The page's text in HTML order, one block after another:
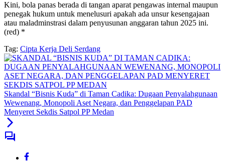
Kini, bola panas berada di tangan aparat pengawas internal maupun
penegak hukum untuk menelusuri apakah ada unsur kesengajaan
atau maladminstrasi dalam penyusunan anggaran tahun 2025 ini.
(red) *
Tag: Cipta Kerja Deli Serdang
Skandal “Bisnis Kuda” di Taman Cadika: Dugaan Penyalahgunaan
Wewenang, Monopoli Aset Negara, dan Penggelapan PAD
Menyeret Sekdis Satpol PP Medan